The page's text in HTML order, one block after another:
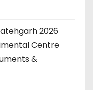
2026
Centre
&